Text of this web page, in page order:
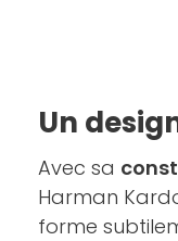
Un
Avec sa
Harman
forme